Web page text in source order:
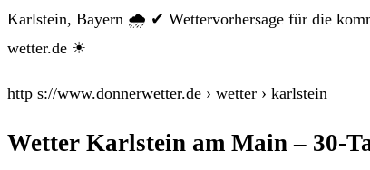
Karlstein, Bayern 🌧️ ✔ Wettervorhersage für die
wetter.de ☀
http s://www.donnerwetter.de › wetter › karlstein
Wetter Karlstein am Main – 30-